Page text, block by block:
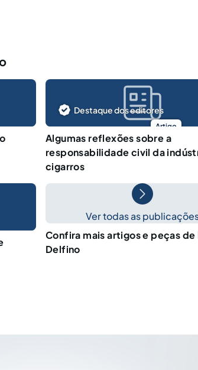
Artigo
Destaque dos editores
Algumas reflexões sobre a
responsabilidade civil da
cigarros
Ver todas as
Confira mais artigos e peças de
Delfino